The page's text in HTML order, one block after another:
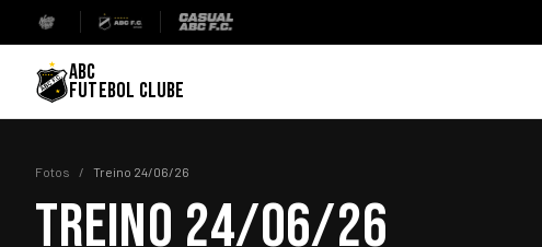
ABC
FUTEBOL CLUBE
Fotos / Treino 24/06/26
TREINO 24/06/26